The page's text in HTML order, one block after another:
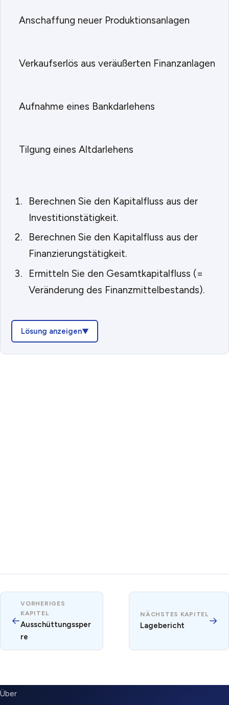
Anschaffung neuer Produktionsanlagen
Verkaufserlös aus veräußerten Finanzanlagen
Aufnahme eines Bankdarlehens
Tilgung eines Altdarlehens
Berechnen Sie den Kapitalfluss aus der
Investitionstätigkeit.
Berechnen Sie den Kapitalfluss aus der
Finanzierungstätigkeit.
Ermitteln Sie den Gesamtkapitalfluss (=
Veränderung des Finanzmittelbestands).
Lösung anzeigen
←
VORHERIGES
KAPITEL
Ausschüttungssper
re
NÄCHSTES KAPITEL
Lagebericht →
SUBMENU
Über